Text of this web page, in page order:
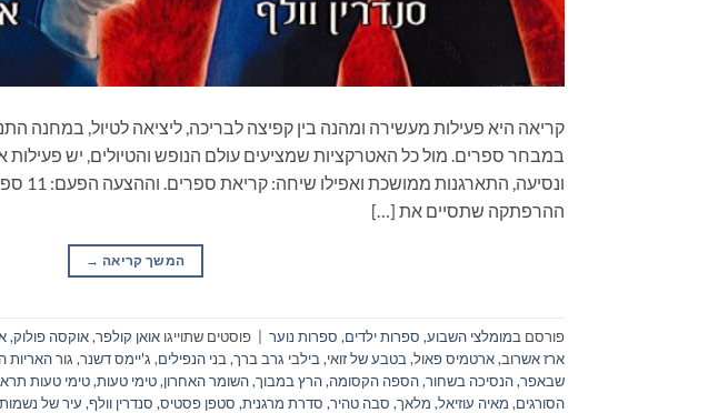
קריאה היא פעילות מעשירה ומהנה בין קפיצה לבריכה, ליציאה לטיול, במחנה
במבחר ספרים. מול כל האטרקציות שמציעים עולם הנופש והטיולים, יש
ההרפתקה שתסיים את […]
המשך קריאה →
פורסם במומלצי השבוע, ספרות ילדים, ספרות נוער פוסטים שתוייגו אואן קולפר,אוקסה פולוק,
ארז אשרוב,ארטמיס פאול, בטבע של זואי, בילבי גרב ברך, בני הנפילים, ג'יימס דשנר, גור האריות
שבאפר,הנסיכה בשחור,הספה הקסומה,הרץ במבוך,השומר האחרון,טימי טעות,טימי טעות
הסורגים, מאיה עוזיאל, מלאך, סבה טהיר, סדרת מרגנית, סטפן פסטיס, סנדרין וולף, עיר של